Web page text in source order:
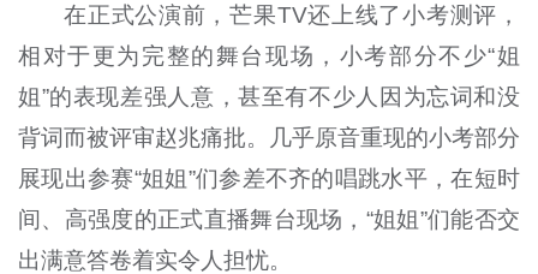
在正式公演前，芒果TV还上线了小考测评，
相对于更为完整的舞台现场，小考部分不少“姐
姐”的表现差强人意，甚至有不少人因为忘词和没
背词而被评审赵兆痛批。几乎原音重现的小考部分
展现出参赛“姐姐”们参差不齐的唱跳水平，在短时
间、高强度的正式直播舞台现场，“姐姐”们能否交
出满意答卷着实令人担忧。